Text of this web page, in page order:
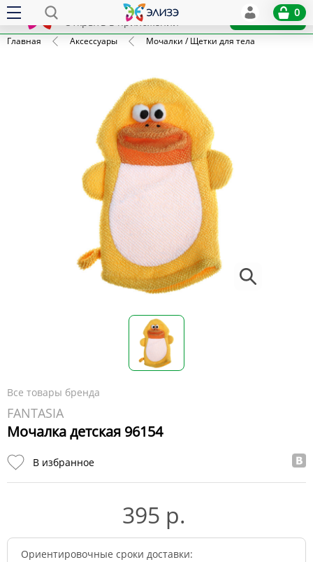
x
Открыть в приложении
Установить
0
Главная Аксессуары Мочалки / Щетки для тела
Все товары бренда
FANTASIA
Мочалка детская 96154
В избранное
395 р.
Ориентировочные сроки доставки: